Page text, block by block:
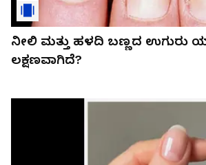
ನೀಲಿ ಮತ್ತು ಹಳದಿ ಬಣ್ಣದ
ಲಕ್ಷಣವಾಗಿದೆ?